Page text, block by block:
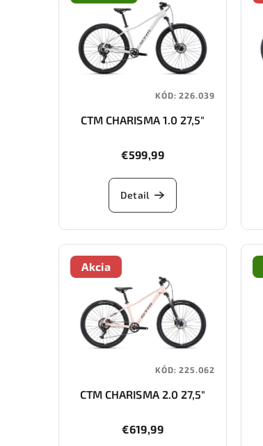
CTM CHARISMA 1.0 27,5"
€599,99
Detail
KÓD:226.039
Akcia
CTM CHARISMA 2.0 27,5"
€619,99
KÓD:225.062